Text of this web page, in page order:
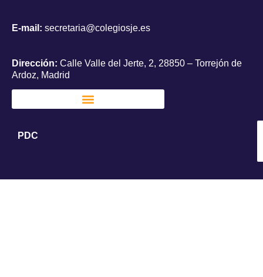
E-mail: secretaria@colegiosje.es
Dirección: Calle Valle del Jerte, 2, 28850 – Torrejón de
Ardoz, Madrid
PDC